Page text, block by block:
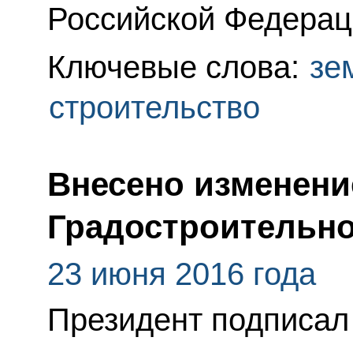
Российской
Ключевые слова:
строительство
Внесено
23 июня 2016 года
Президент